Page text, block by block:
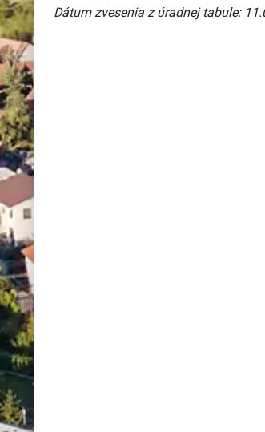
Dátum zvesenia z úradnej tabule: